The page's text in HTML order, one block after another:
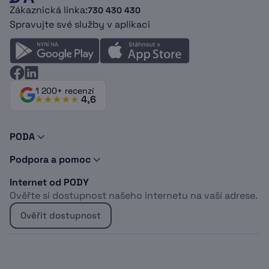
Zákaznická linka:730 430 430
Spravujte své služby v aplikaci
1 200+ recenzí
4,6
PODA
Novinky a tipy
Doporuč PODU
Dokumenty
Logomanuál
Kabelová televize
Podpora a pomoc
Podpora
Vyjádření o existenci sítí
Whistleblowing
Projekt EU
Internet od PODY
Ověřte si dostupnost našeho internetu na vaší adrese.
Ověřit dostupnost